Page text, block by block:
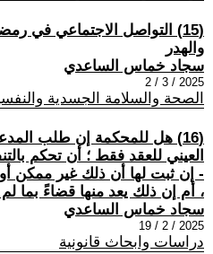
(15) التواصل الاجتماعي في
والهدر
سجاد خماس الساعدي
2025 / 3 / 2
الصحة والسلامة الجسدية
(16) هل للمحكمة إن طلب
العيني للعقد فقط ؛ أن تحكم
- إن ثبت لها أن ذلك غير ممكن
، أم إن ذلك يعد منها قضاءً بما
سجاد خماس الساعدي
2025 / 2 / 19
دراسات وابحاث قانونية